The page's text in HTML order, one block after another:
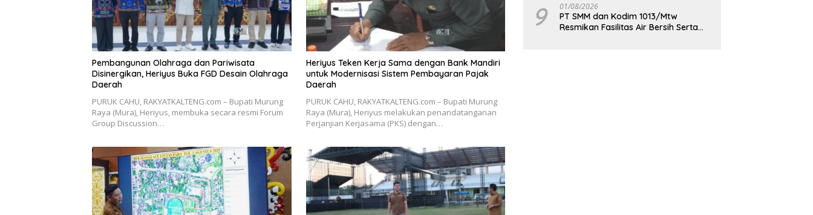
Pembangunan Olahraga dan Pariwisata
Disinergikan, Heriyus Buka FGD Desain Olahraga
Daerah
PURUK CAHU, RAKYATKALTENG.com – Bupati Murung
Raya (Mura), Heriyus, membuka secara resmi Forum
Group Discussion…
Heriyus Teken Kerja Sama dengan Bank Mandiri
untuk Modernisasi Sistem Pembayaran Pajak
Daerah
PURUK CAHU, RAKYATKALTENG.com – Bupati Murung
Raya (Mura), Heriyus melakukan penandatanganan
Perjanjian Kerjasama (PKS) dengan…
9 01/08/2026
PT SMM dan Kodim 1013/Mtw
Resmikan Fasilitas Air Bersih Serta